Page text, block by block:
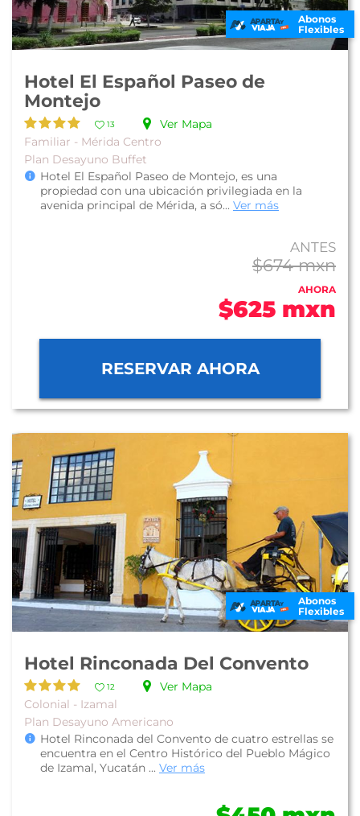
Abonos
Flexibles
Hotel El Español Paseo de
Montejo
13
Ver Mapa
Familiar - Mérida Centro
Plan Desayuno Buffet
Hotel El Español Paseo de Montejo, es una
propiedad con una ubicación privilegiada en la
avenida principal de Mérida, a só... Ver más
ANTES
$674 mxn
AHORA
$625 mxn
RESERVAR AHORA
Abonos
Flexibles
Hotel Rinconada Del Convento
12
Ver Mapa
Colonial - Izamal
Plan Desayuno Americano
Hotel Rinconada del Convento de cuatro estrellas se
encuentra en el Centro Histórico del Pueblo Mágico
de Izamal, Yucatán ... Ver más